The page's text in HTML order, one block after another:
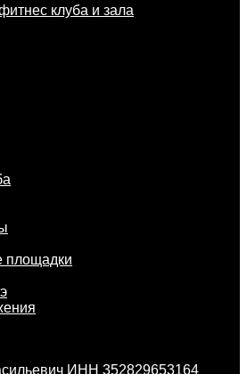
клуба и зала
площадки
ИНН 352829653164